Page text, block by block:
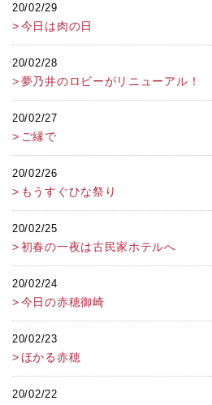
20/02/29
今日は肉の日
20/02/28
夢乃井のロビーがリニューアル！
20/02/27
ご縁で
20/02/26
もうすぐひな祭り
20/02/25
初春の一夜は古民家ホテルへ
20/02/24
今日の赤穂御崎
20/02/23
ほかる赤穂
20/02/22